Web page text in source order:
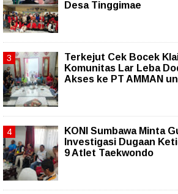
Desa Tinggimae
Terkejut Cek Bocek
Komunitas Lar Leba
Akses ke PT AMMAN
KONI Sumbawa Minta
Investigasi Dugaan
9 Atlet Taekwondo